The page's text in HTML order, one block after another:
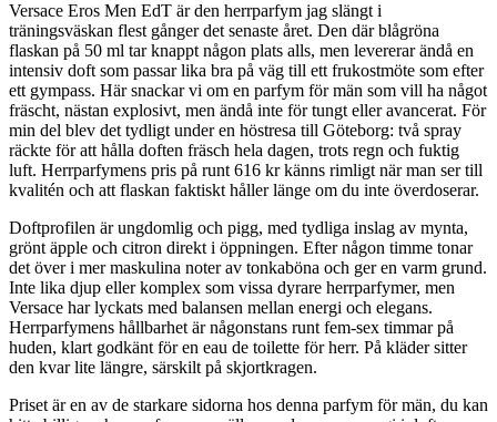
Versace Eros Men EdT är den herrparfym jag slängt i
träningsväskan flest gånger det senaste året. Den där blågröna
flaskan på 50 ml tar knappt någon plats alls, men levererar ändå en
intensiv doft som passar lika bra på väg till ett frukostmöte som efter
ett gympass. Här snackar vi om en parfym för män som vill ha något
fräscht, nästan explosivt, men ändå inte för tungt eller avancerat. För
min del blev det tydligt under en höstresa till Göteborg: två spray
räckte för att hålla doften fräsch hela dagen, trots regn och fuktig
luft. Herrparfymens pris på runt 616 kr känns rimligt när man ser till
kvalitén och att flaskan faktiskt håller länge om du inte överdoserar.
Doftprofilen är ungdomlig och pigg, med tydliga inslag av mynta,
grönt äpple och citron direkt i öppningen. Efter någon timme tonar
det över i mer maskulina noter av tonkaböna och ger en varm grund.
Inte lika djup eller komplex som vissa dyrare herrparfymer, men
Versace har lyckats med balansen mellan energi och elegans.
Herrparfymens hållbarhet är någonstans runt fem-sex timmar på
huden, klart godkänt för en eau de toilette för herr. På kläder sitter
den kvar lite längre, särskilt på skjortkragen.
Priset är en av de starkare sidorna hos denna parfym för män, du kan